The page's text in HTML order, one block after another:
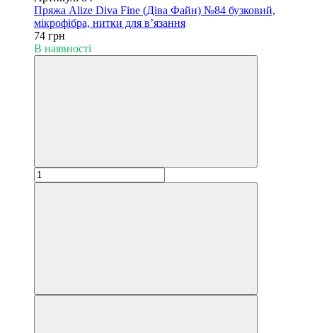
Пряжа Alize Diva Fine (Діва Файн) №84 бузковий,
мікрофібра, нитки для в’язання
74 грн
В наявності